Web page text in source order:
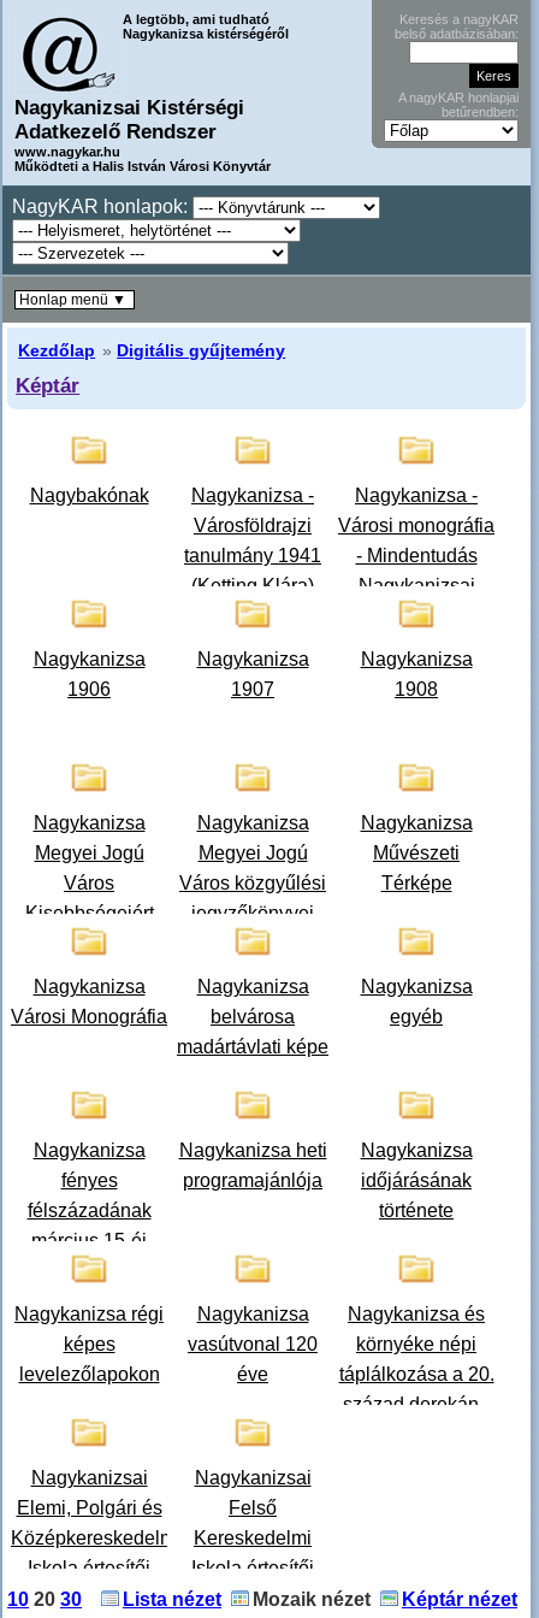
A legtöbb, ami tudható
Nagykanizsa kistérségéről
Nagykanizsai Kistérségi
Adatkezelő Rendszer
www.nagykar.hu
Működteti a Halis István Városi Könyvtár
Keresés a nagyKAR
belső adatbázisában:
A nagyKAR honlapjai
betűrendben:
NagyKAR honlapok:
Kezdőlap » Digitális gyűjtemény
Képtár
Nagybakónak
Nagykanizsa -
Városföldrajzi
tanulmány 1941
(Ketting Klára)
Nagykanizsa -
Városi monográfia
- Mindentudás
Nagykanizsai
Egyeteme
előadások
Nagykanizsa
1906
Nagykanizsa
1907
Nagykanizsa
1908
Nagykanizsa
Megyei Jogú
Város
Kisebbségeiért
cím
adományozása
2011
Nagykanizsa
Megyei Jogú
Város közgyűlési
jegyzőkönyvei
Nagykanizsa
Művészeti
Térképe
Nagykanizsa
Városi Monográfia
Nagykanizsa
belvárosa
madártávlati képe
Nagykanizsa
egyéb
Nagykanizsa
fényes
félszázadának
március 15-éi
Nagykanizsa heti
programajánlója
Nagykanizsa
időjárásának
története
Nagykanizsa régi
képes
levelezőlapokon
Nagykanizsa
vasútvonal 120
éve
Nagykanizsa és
környéke népi
táplálkozása a 20.
század derekán -
Nagykanizsai
Elemi, Polgári és
Középkereskedelmi
Iskola értesítői
Nagykanizsai
Felső
Kereskedelmi
Iskola értesítői
10 20 30 Lista nézet Mozaik nézet Képtár nézet
Honlap menü ▼